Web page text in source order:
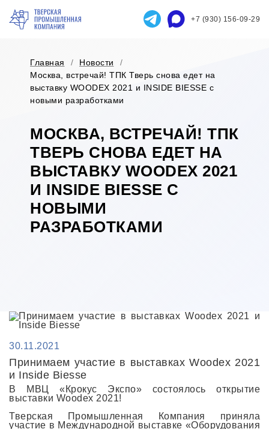
+7 (930) 156-09-29
Главная / Новости
/
Москва, встречай! ТПК Тверь снова едет на
выставку WOODEX 2021 и INSIDE BIESSE с
новыми разработками
МОСКВА, ВСТРЕЧАЙ! ТПК
ТВЕРЬ СНОВА ЕДЕТ НА
ВЫСТАВКУ WOODEX 2021
И INSIDE BIESSE С
НОВЫМИ
РАЗРАБОТКАМИ
30.11.2021
Принимаем участие в выставках Woodex 2021
и Inside Biesse
В МВЦ «Крокус Экспо» состоялось открытие
выставки Woodex 2021!
Тверская Промышленная Компания приняла
участие в Международной выставке «Оборудования